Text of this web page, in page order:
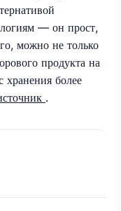
— он прост,
можно не только
продукта на
хранения более
.